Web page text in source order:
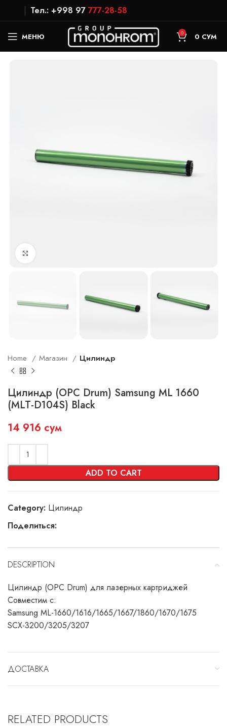
Тел.: +998 97 777-28-58
МЕНЮ 0 0 СУМ
Home Магазин Цилиндр
Цилиндр (OPC Drum) Samsung ML 1660
(MLT-D104S) Black
14 916 сум
ADD TO CART
Category: Цилиндр
Поделиться:
DESCRIPTION
Цилиндр (OPC Drum) для лазерных картриджей
Совместим с:
Samsung ML-1660/1616/1665/1667/1860/1670/1675
SCX-3200/3205/3207
ДОСТАВКА
RELATED PRODUCTS